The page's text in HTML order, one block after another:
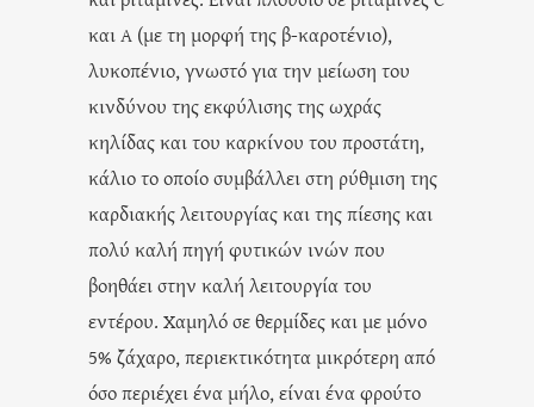
και Α (με τη μορφή της β-καροτένιο),
λυκοπένιο, γνωστό για την μείωση του
κινδύνου της εκφύλισης της ωχράς
κηλίδας και του καρκίνου του προστάτη,
κάλιο το οποίο συμβάλλει στη ρύθμιση της
καρδιακής λειτουργίας και της πίεσης και
πολύ καλή πηγή φυτικών ινών που
βοηθάει στην καλή λειτουργία του
εντέρου. Χαμηλό σε θερμίδες και με μόνο
5% ζάχαρο, περιεκτικότητα μικρότερη από
όσο περιέχει ένα μήλο, είναι ένα φρούτο